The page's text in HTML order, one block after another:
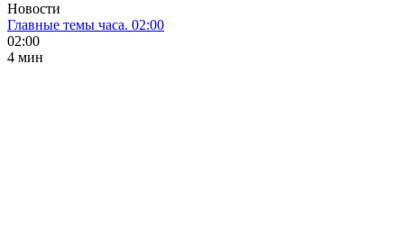
Новости
Главные темы часа. 02:00
02:00
4 мин